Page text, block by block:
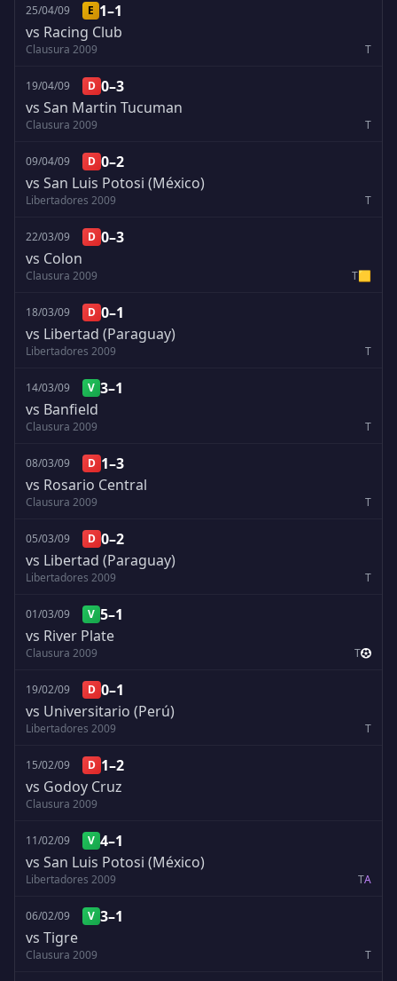
25/04/09 E 1–1
vs Racing Club
Clausura 2009 T
19/04/09 D 0–3
vs San Martin Tucuman
Clausura 2009 T
09/04/09 D 0–2
vs San Luis Potosi (México)
Libertadores 2009 T
22/03/09 D 0–3
vs Colon
Clausura 2009 T🟨
18/03/09 D 0–1
vs Libertad (Paraguay)
Libertadores 2009 T
14/03/09 V 3–1
vs Banfield
Clausura 2009 T
08/03/09 D 1–3
vs Rosario Central
Clausura 2009 T
05/03/09 D 0–2
vs Libertad (Paraguay)
Libertadores 2009 T
01/03/09 V 5–1
vs River Plate
Clausura 2009 T
19/02/09 D 0–1
vs Universitario (Perú)
Libertadores 2009 T
15/02/09 D 1–2
vs Godoy Cruz
Clausura 2009
11/02/09 V 4–1
vs San Luis Potosi (México)
Libertadores 2009 TA
06/02/09 V 3–1
vs Tigre
Clausura 2009 T